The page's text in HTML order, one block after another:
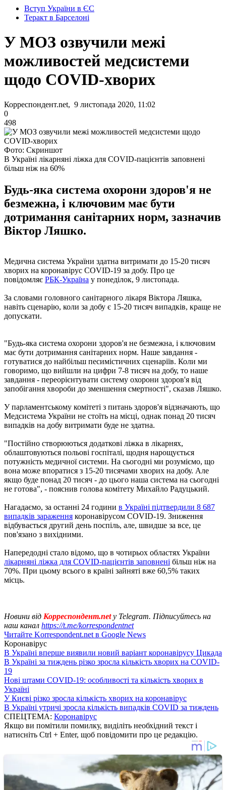
Вступ України в ЄС
Теракт в Барселоні
У МОЗ озвучили межі
можливостей медсистеми
щодо COVID-хворих
Корреспондент.net, 9 листопада 2020, 11:02
0
498
Фото: Скриншот
В Україні лікарняні ліжка для COVID-пацієнтів заповнені
більш ніж на 60%
Будь-яка система охорони здоров'я не
безмежна, і ключовим має бути
дотримання санітарних норм, зазначив
Віктор Ляшко.
Медична система України здатна витримати до 15-20 тисяч
хворих на коронавірус COVID-19 за добу. Про це
повідомляє РБК-Україна у понеділок, 9 листопада.
За словами головного санітарного лікаря Віктора Ляшка,
навіть сценарію, коли за добу є 15-20 тисяч випадків, краще не
допускати.
"Будь-яка система охорони здоров'я не безмежна, і ключовим
має бути дотримання санітарних норм. Наше завдання -
готуватися до найбільш песимістичних сценаріїв. Коли ми
говоримо, що вийшли на цифри 7-8 тисяч на добу, то наше
завдання - переорієнтувати систему охорони здоров'я від
запобігання хвороби до зменшення смертності", сказав Ляшко.
У парламентському комітеті з питань здоров'я відзначають, що
Медсистема України не стоїть на місці, однак понад 20 тисяч
випадків на добу витримати буде не здатна.
"Постійно створюються додаткові ліжка в лікарнях,
облаштовуються польові госпіталі, щодня нарощується
потужність медичної системи. На сьогодні ми розуміємо, що
вона може впоратися з 15-20 тисячами хворих на добу. Але
якщо буде понад 20 тисяч - до цього наша система на сьогодні
не готова", - пояснив голова комітету Михайло Радуцький.
Нагадаємо, за останні 24 години в Україні підтвердили 8 687
випадків зараження коронавірусом COVID-19. Зниження
відбувається другий день поспіль, але, швидше за все, це
пов'язано з вихідними.
Напередодні стало відомо, що в чотирьох областях України
лікарняні ліжка для COVID-пацієнтів заповнені більш ніж на
70%. При цьому всього в країні зайняті вже 60,5% таких
місць.
Новини від Корреспондент.netу Telegram. Підписуйтесь на
наш канал https://t.me/korrespondentnet
Читайте Korrespondent.net в Google News
Коронавірус
В Україні вперше виявили новий варіант коронавірусу Цикада
В Україні за тиждень різко зросла кількість хворих на COVID-
19
Нові штами COVID-19: особливості та кількість хворих в
Україні
У Києві різко зросла кількість хворих на коронавірус
В Україні утричі зросла кількість випадків COVID за тиждень
СПЕЦТЕМА: Коронавірус
Якщо ви помітили помилку, виділіть необхідний текст і
натисніть Ctrl + Enter, щоб повідомити про це редакцію.